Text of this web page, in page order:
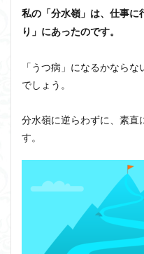
私の「分水嶺」は、仕事に
り」にあったのです。
「うつ病」になるかなら
でしょう。
分水嶺に逆らわずに、素直
す。